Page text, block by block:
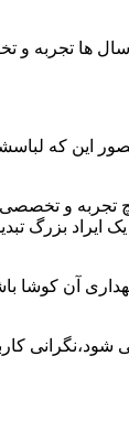
سال ها تجربه
این که
و تخصصی
یک ایراد
آن